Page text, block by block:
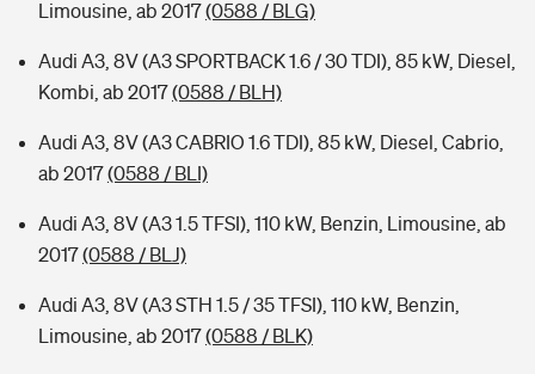
Limousine, ab 2017(0588 / BLG)
Audi A3, 8V (A3 SPORTBACK 1.6 / 30 TDI), 85 kW, Diesel,
Kombi, ab 2017(0588 / BLH)
Audi A3, 8V (A3 CABRIO 1.6 TDI), 85 kW, Diesel, Cabrio,
ab 2017(0588 / BLI)
Audi A3, 8V (A3 1.5 TFSI), 110 kW, Benzin, Limousine, ab
2017(0588 / BLJ)
Audi A3, 8V (A3 STH 1.5 / 35 TFSI), 110 kW, Benzin,
Limousine, ab 2017(0588 / BLK)